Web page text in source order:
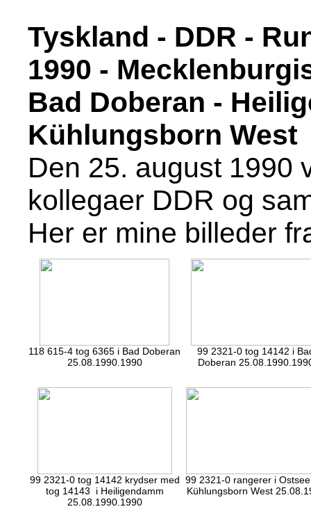
Tyskland - DDR -
1990 -
Bad Doberan -
Kühlungsborn West
Den 25. august 1990
kollegaer DDR og
Her er mine billeder
118 615-4 tog 6365 i Bad Doberan
25.08.1990.1990
99 2321-0 tog 14142 i
Doberan
99 2321-0 tog 14142 krydser med
tog 14143 i Heiligendamm
25.08.1990.1990
99 2321-0 rangerer i
Kühlungsborn West